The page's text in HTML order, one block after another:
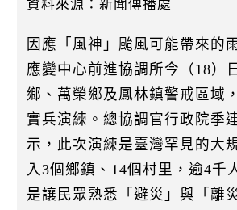
資料來源：新聞傳播處
因應「風神」颱風可能帶來的
應變中心前進協調所今（18）
鄉、萬榮鄉及鳳林鎮警戒區域
實兵演練。總協調官行政院季
示，此次演練是臺灣罕見的大
入3個鄉鎮、14個村里，逾4千
是讓民眾熟悉「避災」與「離